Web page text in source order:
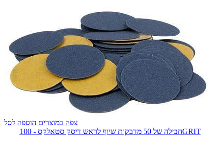
צפה במוצרים הוספה לסל
חבילה של 50 מדבקות שיוף לראש דיסק סטאלקס - 100GRIT